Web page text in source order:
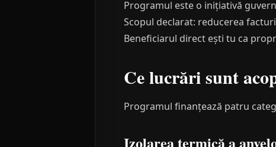
Programul este o inițiativă
Scopul declarat: reducerea
Beneficiarul direct ești tu ca
Ce lucrări sunt
Programul finanțează patru
Izolarea termică a